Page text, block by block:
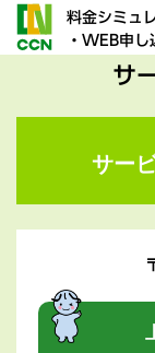
料金シミュ
・WEB申し
サ
サー